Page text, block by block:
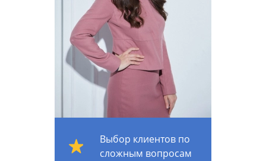
Выбор клиентов по
сложным вопросам